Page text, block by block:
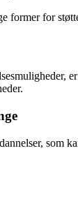
former for
som